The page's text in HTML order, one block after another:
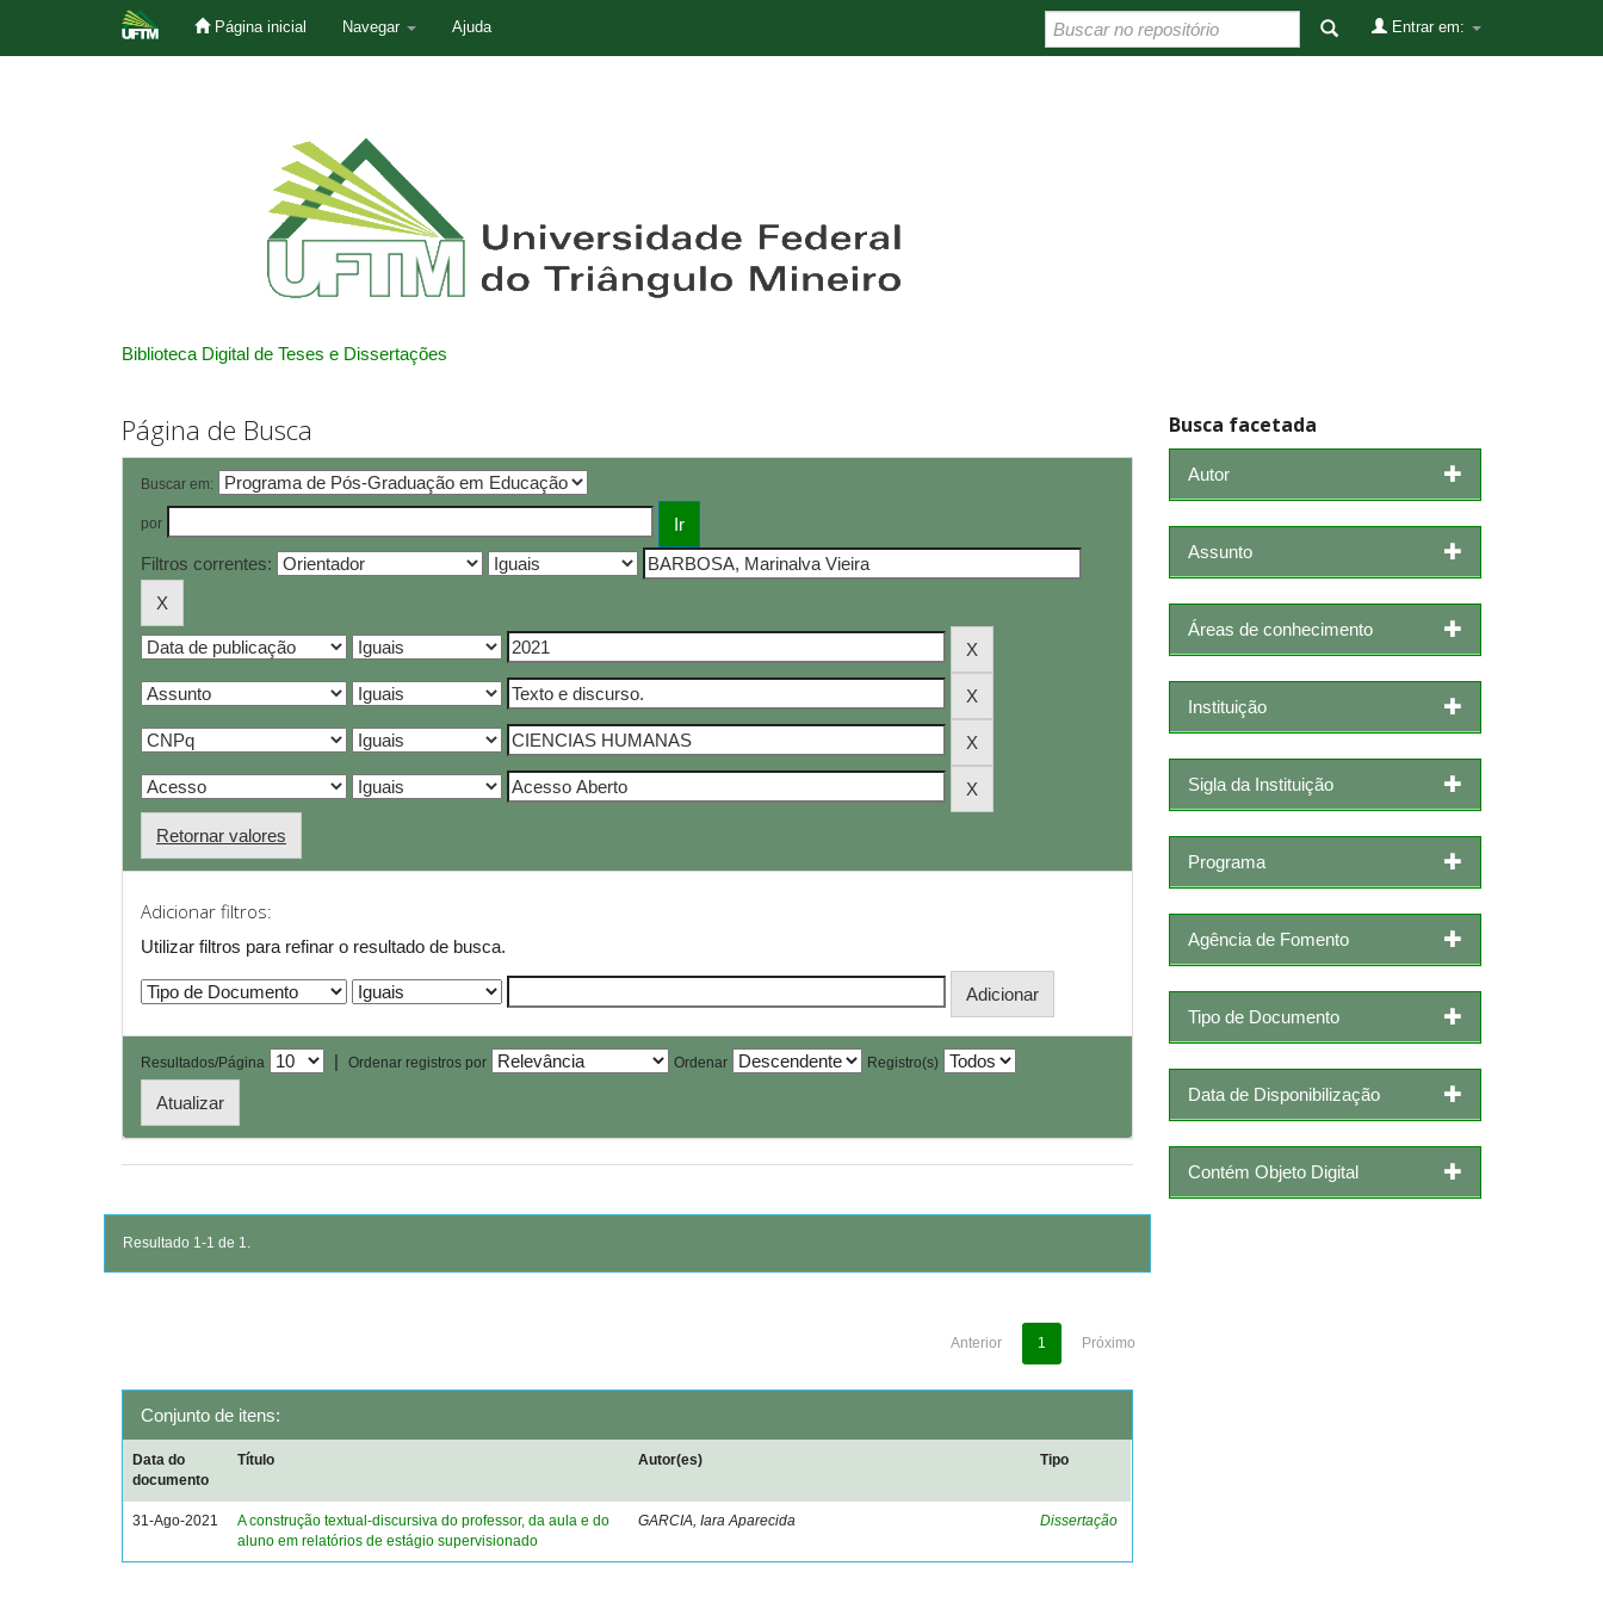
Página inicial Navegar Ajuda Entrar em:
Biblioteca Digital de Teses e Dissertações
Página de Busca
Buscar em:
por
Filtros correntes:
Retornar valores
Adicionar filtros:
Utilizar filtros para refinar o resultado de busca.
Resultados/Página | Ordenar registros por Ordenar Registro(s)
Resultado 1-1 de 1.
Anterior 1 Próximo
Conjunto de itens:
Data do
documento
Título Autor(es) Tipo
31-Ago-2021
A construção textual-discursiva do professor, da aula e do
aluno em relatórios de estágio supervisionado
GARCIA, Iara Aparecida Dissertação
Busca facetada
Autor
Assunto
Áreas de conhecimento
Instituição
Sigla da Instituição
Programa
Agência de Fomento
Tipo de Documento
Data de Disponibilização
Contém Objeto Digital